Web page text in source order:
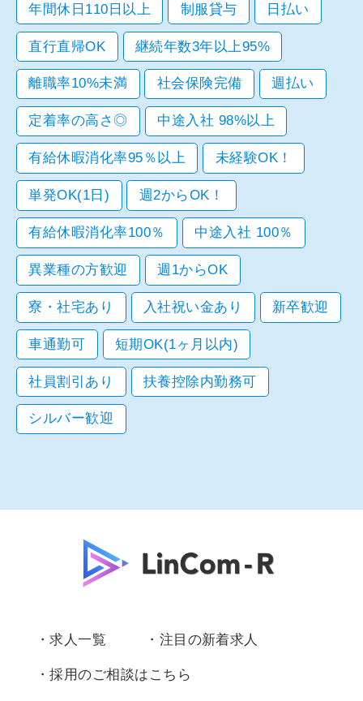
年間休日110日以上 制服貸与 日払い
直行直帰OK 継続年数3年以上95%
離職率10%未満 社会保険完備 週払い
定着率の高さ◎ 中途入社 98%以上
有給休暇消化率95％以上 未経験OK！
単発OK(1日) 週2からOK！
有給休暇消化率100％ 中途入社 100％
異業種の方歓迎 週1からOK
寮・社宅あり 入社祝い金あり 新卒歓迎
車通勤可 短期OK(1ヶ月以内)
社員割引あり 扶養控除内勤務可
シルバー歓迎
・求人一覧 ・注目の新着求人
・採用のご相談はこちら